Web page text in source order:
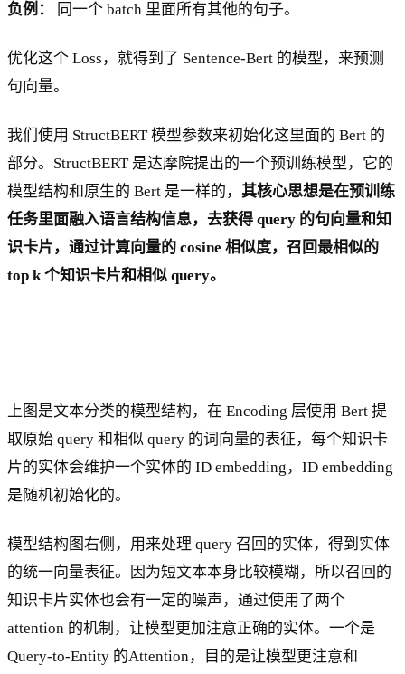
负例： 同一个 batch 里面所有其他的句子。
优化这个 Loss，就得到了 Sentence-Bert 的模型，来预测
句向量。
我们使用 StructBERT 模型参数来初始化这里面的 Bert 的
部分。StructBERT 是达摩院提出的一个预训练模型，它的
模型结构和原生的 Bert 是一样的， 其核心思想是在预训练
任务里面融入语言结构信息，去获得 query 的句向量和知
识卡片，通过计算向量的 cosine 相似度，召回最相似的
top k 个知识卡片和相似 query。
上图是文本分类的模型结构，在 Encoding 层使用 Bert 提
取原始 query 和相似 query 的词向量的表征，每个知识卡
片的实体会维护一个实体的 ID embedding，ID embedding
是随机初始化的。
模型结构图右侧，用来处理 query 召回的实体，得到实体
的统一向量表征。因为短文本本身比较模糊，所以召回的
知识卡片实体也会有一定的噪声，通过使用了两个
attention 的机制，让模型更加注意正确的实体。一个是
Query-to-Entity 的Attention，目的是让模型更注意和